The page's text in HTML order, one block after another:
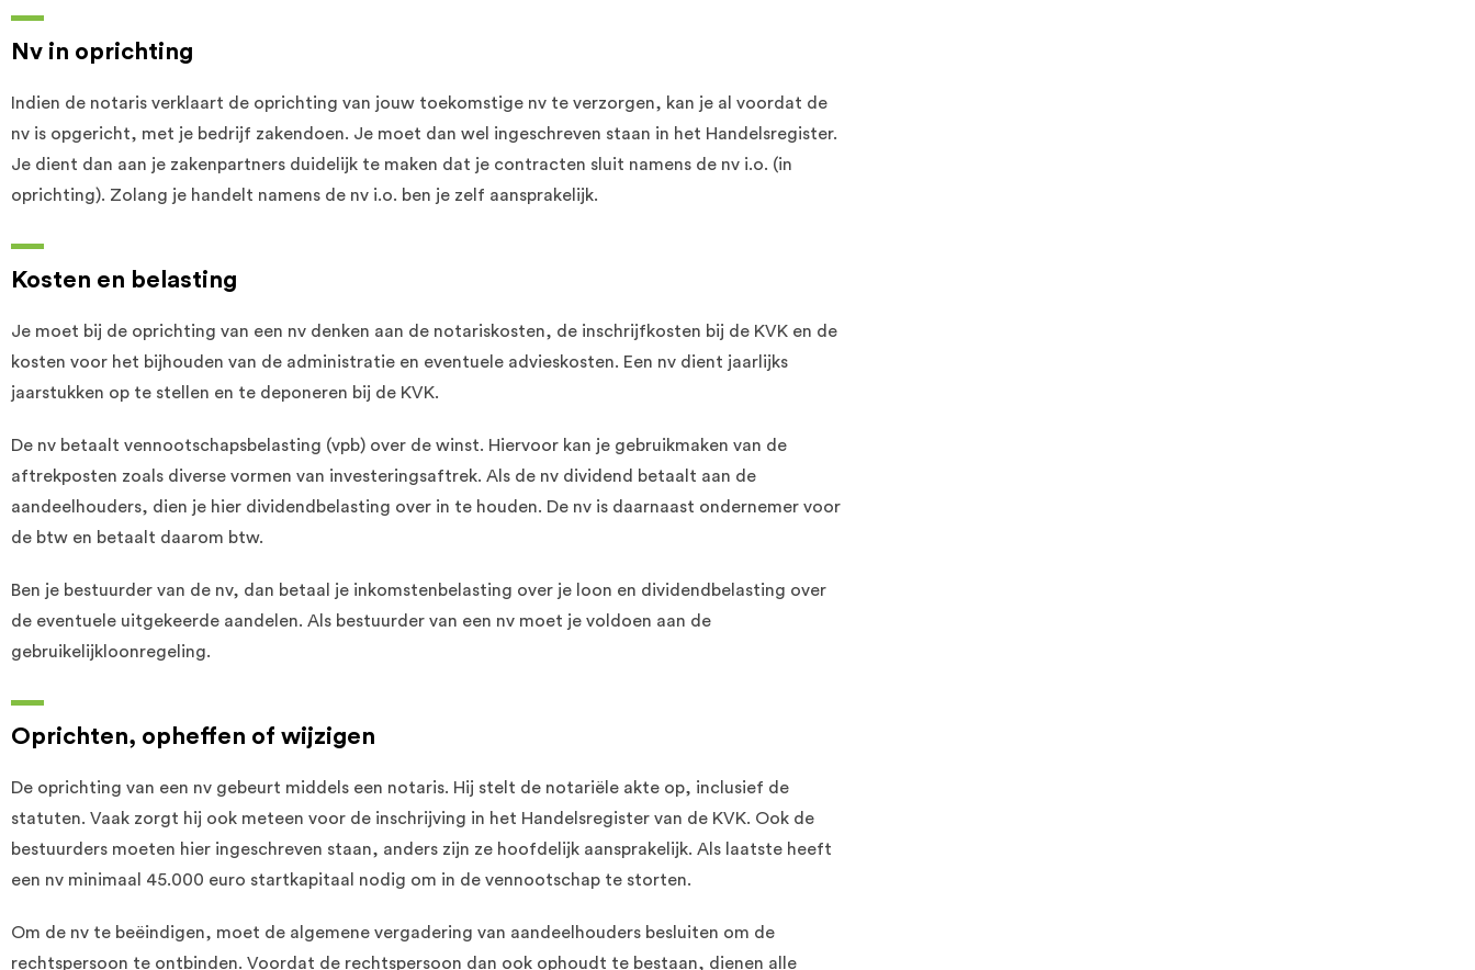
Nv in oprichting
Indien de notaris verklaart de oprichting van jouw toekomstige nv te verzorgen, kan je al voordat de
nv is opgericht, met je bedrijf zakendoen. Je moet dan wel ingeschreven staan in het Handelsregister.
Je dient dan aan je zakenpartners duidelijk te maken dat je contracten sluit namens de nv i.o. (in
oprichting). Zolang je handelt namens de nv i.o. ben je zelf aansprakelijk.
Kosten en belasting
Je moet bij de oprichting van een nv denken aan de notariskosten, de inschrijfkosten bij de KVK en de
kosten voor het bijhouden van de administratie en eventuele advieskosten. Een nv dient jaarlijks
jaarstukken op te stellen en te deponeren bij de KVK.
De nv betaalt vennootschapsbelasting (vpb) over de winst. Hiervoor kan je gebruikmaken van de
aftrekposten zoals diverse vormen van investeringsaftrek. Als de nv dividend betaalt aan de
aandeelhouders, dien je hier dividendbelasting over in te houden. De nv is daarnaast ondernemer voor
de btw en betaalt daarom btw.
Ben je bestuurder van de nv, dan betaal je inkomstenbelasting over je loon en dividendbelasting over
de eventuele uitgekeerde aandelen. Als bestuurder van een nv moet je voldoen aan de
gebruikelijkloonregeling.
Oprichten, opheffen of wijzigen
De oprichting van een nv gebeurt middels een notaris. Hij stelt de notariële akte op, inclusief de
statuten. Vaak zorgt hij ook meteen voor de inschrijving in het Handelsregister van de KVK. Ook de
bestuurders moeten hier ingeschreven staan, anders zijn ze hoofdelijk aansprakelijk. Als laatste heeft
een nv minimaal 45.000 euro startkapitaal nodig om in de vennootschap te storten.
Om de nv te beëindigen, moet de algemene vergadering van aandeelhouders besluiten om de
rechtspersoon te ontbinden. Voordat de rechtspersoon dan ook ophoudt te bestaan, dienen alle